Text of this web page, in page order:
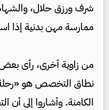
شرف ورزق حلال،
ممارسة مهن بدنية إذا
من زاوية أخرى، رأى
نطاق التخصص هو
الكامنة. وأشاروا إلى